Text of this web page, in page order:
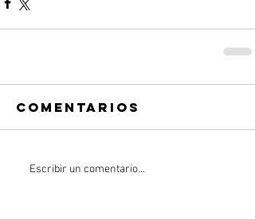
Comentarios
Escribir un comentario...